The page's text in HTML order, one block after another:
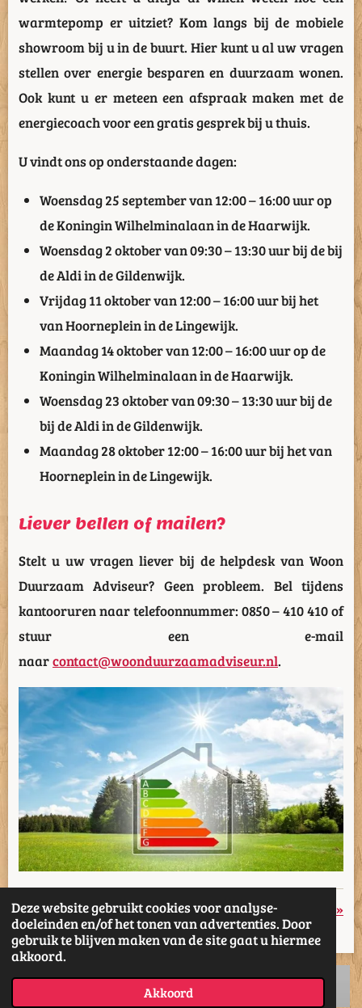
Deze website gebruikt cookies voor analyse-
doeleinden en/of het tonen van advertenties. Door
gebruik te blijven maken van de site gaat u hiermee
akkoord.
Akkoord
warmtepomp er uitziet? Kom langs bij de mobiele
showroom bij u in de buurt. Hier kunt u al uw vragen
stellen over energie besparen en duurzaam wonen.
Ook kunt u er meteen een afspraak maken met de
energiecoach voor een gratis gesprek bij u thuis.
U vindt ons op onderstaande dagen:
Woensdag 25 september van 12:00 – 16:00 uur op
de Koningin Wilhelminalaan in de Haarwijk.
Woensdag 2 oktober van 09:30 – 13:30 uur bij de bij
de Aldi in de Gildenwijk.
Vrijdag 11 oktober van 12:00 – 16:00 uur bij het
van Hoorneplein in de Lingewijk.
Maandag 14 oktober van 12:00 – 16:00 uur op de
Koningin Wilhelminalaan in de Haarwijk.
Woensdag 23 oktober van 09:30 – 13:30 uur bij de
bij de Aldi in de Gildenwijk.
Maandag 28 oktober 12:00 – 16:00 uur bij het van
Hoorneplein in de Lingewijk.
Liever bellen of mailen?
Stelt u uw vragen liever bij de helpdesk van Woon
Duurzaam Adviseur? Geen probleem. Bel tijdens
kantooruren naar telefoonnummer: 0850 – 410 410 of
stuur een e-mail
naarcontact@woonduurzaamadviseur.nl.
«Vorige »
D
e
D
e
S
D